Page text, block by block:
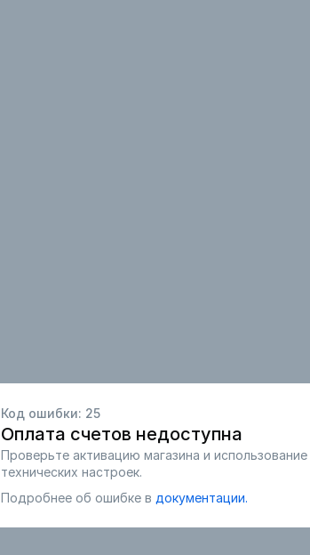
Код ошибки: 25
Оплата счетов недоступна
Проверьте активацию магазина и использование
технических настроек.
Подробнее об ошибке в документации.